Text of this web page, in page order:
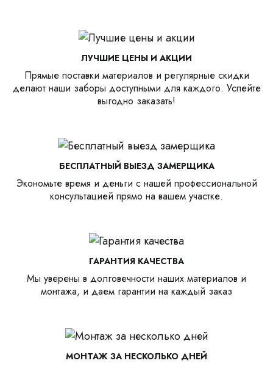
ЛУЧШИЕ ЦЕНЫ И АКЦИИ
Прямые поставки материалов и регулярные скидки
делают наши заборы доступными для каждого. Успейте
выгодно заказать!
БЕСПЛАТНЫЙ ВЫЕЗД ЗАМЕРЩИКА
Экономьте время и деньги с нашей профессиональной
консультацией прямо на вашем участке.
ГАРАНТИЯ КАЧЕСТВА
Мы уверены в долговечности наших материалов и
монтажа, и даем гарантии на каждый заказ
МОНТАЖ ЗА НЕСКОЛЬКО ДНЕЙ